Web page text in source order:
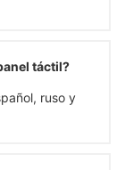
táctil?
ruso y